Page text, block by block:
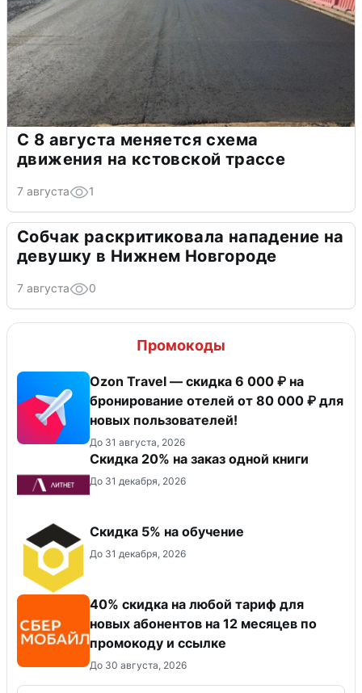
С 8 августа меняется схема
движения на кстовской трассе
7 августа 1
Собчак раскритиковала нападение на
девушку в Нижнем Новгороде
7 августа 0
Промокоды
Ozon Travel — скидка 6 000 ₽ на
бронирование отелей от 80 000 ₽ для
новых пользователей!
До 31 августа, 2026
Скидка 20% на заказ одной книги
До 31 декабря, 2026
Скидка 5% на обучение
До 31 декабря, 2026
40% скидка на любой тариф для
новых абонентов на 12 месяцев по
промокоду и ссылке
До 30 августа, 2026